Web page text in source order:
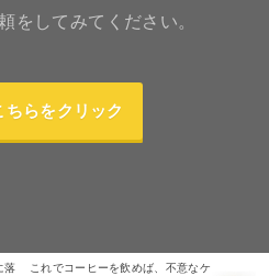
をしてみてください。
ちらをクリック
落
これでコーヒーを飲めば、不意なケ